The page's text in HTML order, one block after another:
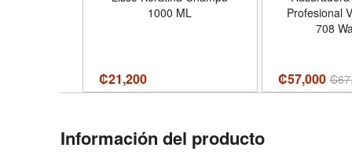
1000 ML
₡21,200
Profesional
708
₡57,000 ₡
Información del producto